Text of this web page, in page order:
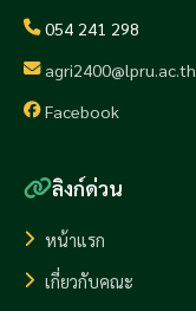
054 241 298
agri2400@lpru.ac.th
Facebook
ลิงก์ด่วน
หน้าแรก
เกี่ยวกับคณะ